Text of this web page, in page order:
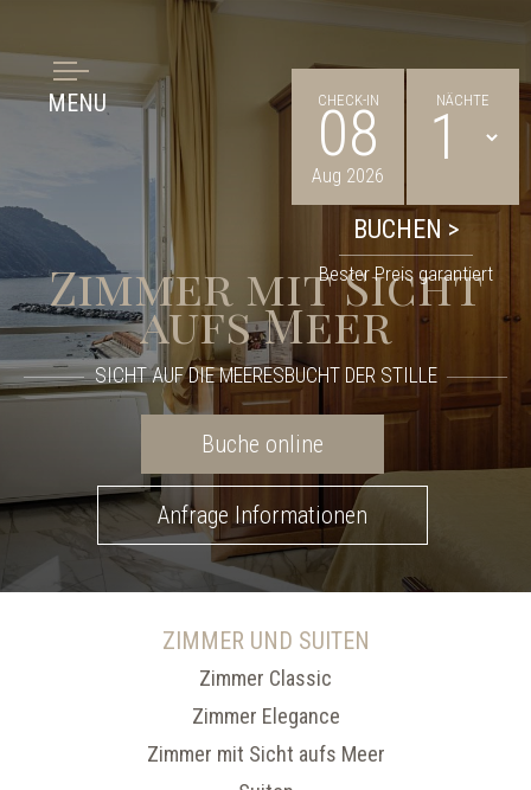
MENU CHECK-IN
08
Aug 2026
NÄCHTE
Bester Preis garantiert
Zimmer mit Sicht
aufs Meer
SICHT AUF DIE MEERESBUCHT DER STILLE
Buche online
Anfrage Informationen
ZIMMER UND SUITEN
Zimmer Classic
Zimmer Elegance
Zimmer mit Sicht aufs Meer